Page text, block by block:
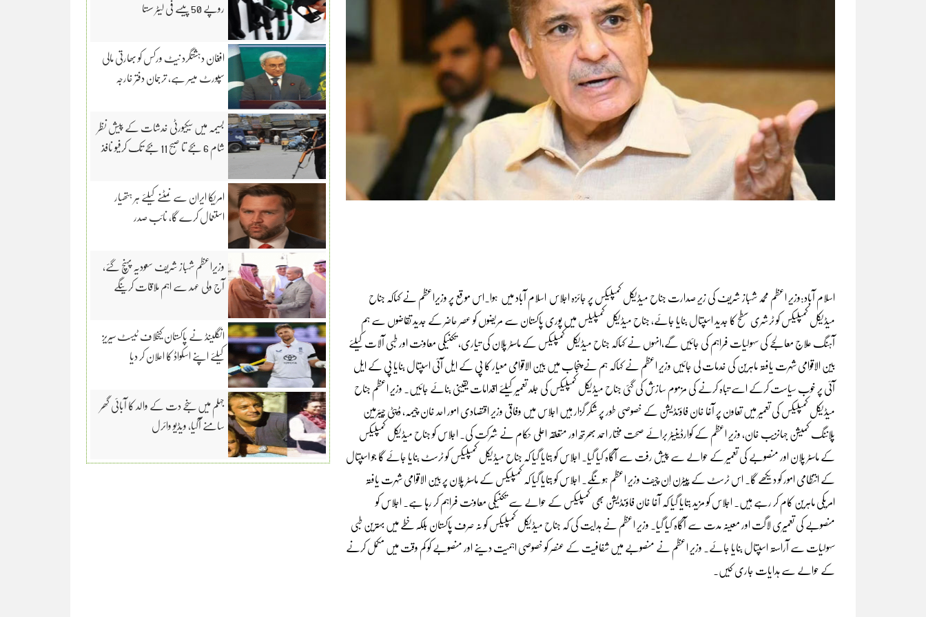
اسلام آباد:وزیرِ اعظم محمد شہباز شریف کی زیرِ صدارت جناح میڈیکل کمپلیکس پر جائزہ اجلاس اسلام آباد میں ہوا۔اس موقع پر وزیراعظم نے کہاکہ جناح
میڈیکل کمپلیکس کو ٹرشری سطح کا جدید اسپتال بنایا جائے، جناح میڈیکل کمپلیلس میں پوری پاکستان سے مریضوں کو عصر حاضر کے جدید تقاضوں سے ہم
آہنگ علاج معالجے کی سہولیات فراہم کی جائیں گے،انہوں نے کہاکہ جناح میڈیکل کمپلیکس کے ماسٹر پلان کی تیاری، تکنیکی معاونت اور طبی آلات کیلئے
بین الاقوامی شہرت یافتہ ماہرین کی خدمات لی جائیں وزیرِ اعظم نے کہاکہ ہم نے پنجاب میں بین الاقوامی معیار کا پی کے ایل آئی اسپتال بنایا پی کے ایل
آئی پر خوب سیاست کرکے اسے تباہ کرنے کی مزموم سازش کی گئی جناح میڈیکل کمپلیکس کی جلد تعمیر کیلئے اقدامات یقینی بنائے جائیں. وزیرِ اعظم جناح
میڈیکل کمپلیکس کی تعمیر میں تعاون پر آغا خان فاؤنڈیشن کے خصوصی طور پر شکر گزار ہیں اجلاس میں وفاقی وزیر اقتصادی امور احد خان چیمہ، ڈپٹی چیئرمین
پلاننگ کمیشن جہانزیب خان، وزیرِ اعظم کے کوارڈینیٹر برائے صحت مختار احمد بھرتھ اور متعلقہ اعلی حکام نے شرکت کی. اجلاس کو جناح میڈیکل کمپلیکس
کے ماسٹر پلان اور منصوبے کی تعمیر کے حوالے سے پیش رفت سے آگاہ کیا گیا. اجلاس کو بتایا گیا کہ جناح میڈیکل کمپلیکس کو ٹرسٹ بنایا جائے گا جو اسپتال
کے انتظامی امور کو دیکھے گا. اس ٹرسٹ کے پیٹرن اِن چیف وزیرِ اعظم ہونگے. اجلاس کو بتایا گیا کہ کمپلیکس کے ماسٹر پلان پر بین الاقوامی شہرت یافتہ
امریکی ماہرین کام کر رہے ہیں. اجلاس کو مزید بتایا گیا کہ آغا خان فاؤنڈیشن بھی کمپلیکس کے حوالے سے تکنیکی معاونت فراہم کر رہا ہے. اجلاس کو
منصوبے کی تعمیری لاگت اور معینہ مدت سے آگاہ کیا گیا. وزیرِ اعظم نے ہدایت کی کہ جناح میڈیکل کمپلیکس کو نہ صرف پاکستان بلکہ خطے میں بہترین طبی
سہولیات سے آراستہ اسپتال بنایا جائے. وزیرِ اعظم نے منصوبے میں شفافیت کے عنصر کو خصوصی اہمیت دینے اور منصوبے کو کم وقت میں مکمل کرنے
کے حوالے سے ہدایات جاری کیں.
روپے 50 پیسے فی لیٹر سستا
افغان دہشتگرد نیٹ ورکس کو بھارتی مالی
سپورٹ میسر ہے، ترجمان دفتر خارجہ
بسیمہ میں سیکیورٹی خدشات کے پیش نظر
شام 6 بجے تا صبح 11 بجے تک کرفیو نافذ
امریکا ایران سے نمٹنے کیلئے ہر ہتھیار
استعمال کرے گا، نائب صدر
وزیراعظم شہباز شریف سعودیہ پہنچ گئے،
آج ولی عہد سے اہم ملاقات کرینگے
انگلینڈ نے پاکستان کیخلاف ٹیسٹ سیریز
کیلئے اپنے اسکواڈ کا اعلان کر دیا
جہلم میں سنجے دت کے والد کا آبائی گھر
سامنے آگیا، ویڈیو وائرل